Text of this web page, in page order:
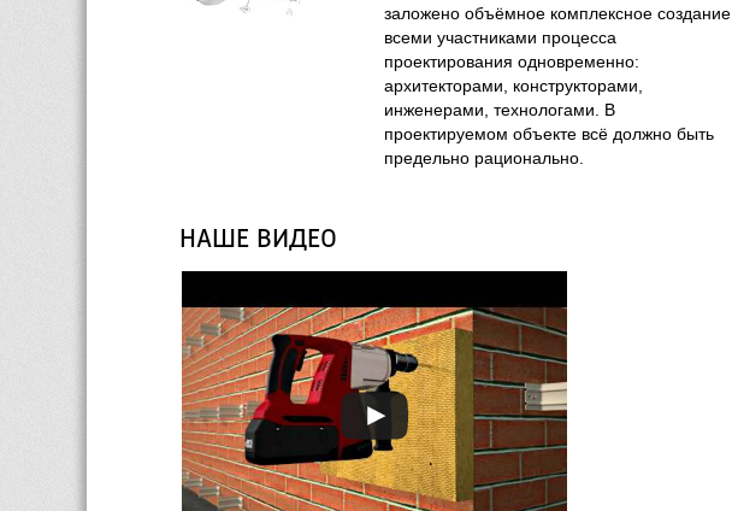
заложено объёмное комплексное создание
всеми участниками процесса
проектирования одновременно:
архитекторами, конструкторами,
инженерами, технологами. В
проектируемом объекте всё должно быть
предельно рационально.
НАШЕ ВИДЕО